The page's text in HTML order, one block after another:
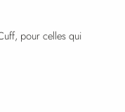
pour celles qui